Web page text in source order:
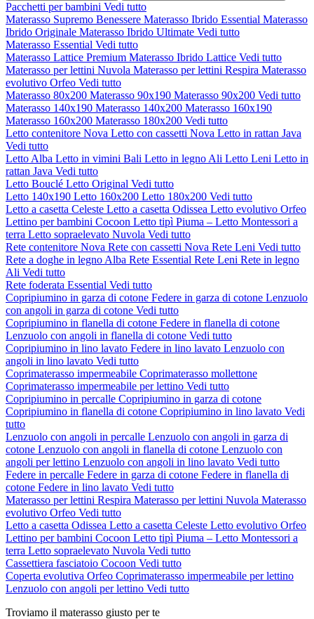
Pacchetti per bambini Vedi tutto
Materasso Supremo Benessere Materasso Ibrido Essential Materasso
Ibrido Originale Materasso Ibrido Ultimate Vedi tutto
Materasso Essential Vedi tutto
Materasso Lattice Premium Materasso Ibrido Lattice Vedi tutto
Materasso per lettini Nuvola Materasso per lettini Respira Materasso
evolutivo Orfeo Vedi tutto
Materasso 80x200 Materasso 90x190 Materasso 90x200 Vedi tutto
Materasso 140x190 Materasso 140x200 Materasso 160x190
Materasso 160x200 Materasso 180x200 Vedi tutto
Letto contenitore Nova Letto con cassetti Nova Letto in rattan Java
Vedi tutto
Letto Alba Letto in vimini Bali Letto in legno Ali Letto Leni Letto in
rattan Java Vedi tutto
Letto Bouclé Letto Original Vedi tutto
Letto 140x190 Letto 160x200 Letto 180x200 Vedi tutto
Letto a casetta Celeste Letto a casetta Odissea Letto evolutivo Orfeo
Lettino per bambini Cocoon Letto tipì Piuma – Letto Montessori a
terra Letto sopraelevato Nuvola Vedi tutto
Rete contenitore Nova Rete con cassetti Nova Rete Leni Vedi tutto
Rete a doghe in legno Alba Rete Essential Rete Leni Rete in legno
Ali Vedi tutto
Rete foderata Essential Vedi tutto
Copripiumino in garza di cotone Federe in garza di cotone Lenzuolo
con angoli in garza di cotone Vedi tutto
Copripiumino in flanella di cotone Federe in flanella di cotone
Lenzuolo con angoli in flanella di cotone Vedi tutto
Copripiumino in lino lavato Federe in lino lavato Lenzuolo con
angoli in lino lavato Vedi tutto
Coprimaterasso impermeabile Coprimaterasso mollettone
Coprimaterasso impermeabile per lettino Vedi tutto
Copripiumino in percalle Copripiumino in garza di cotone
Copripiumino in flanella di cotone Copripiumino in lino lavato Vedi
tutto
Lenzuolo con angoli in percalle Lenzuolo con angoli in garza di
cotone Lenzuolo con angoli in flanella di cotone Lenzuolo con
angoli per lettino Lenzuolo con angoli in lino lavato Vedi tutto
Federe in percalle Federe in garza di cotone Federe in flanella di
cotone Federe in lino lavato Vedi tutto
Materasso per lettini Respira Materasso per lettini Nuvola Materasso
evolutivo Orfeo Vedi tutto
Letto a casetta Odissea Letto a casetta Celeste Letto evolutivo Orfeo
Lettino per bambini Cocoon Letto tipì Piuma – Letto Montessori a
terra Letto sopraelevato Nuvola Vedi tutto
Cassettiera fasciatoio Cocoon Vedi tutto
Coperta evolutiva Orfeo Coprimaterasso impermeabile per lettino
Lenzuolo con angoli per lettino Vedi tutto
Troviamo il materasso giusto per te